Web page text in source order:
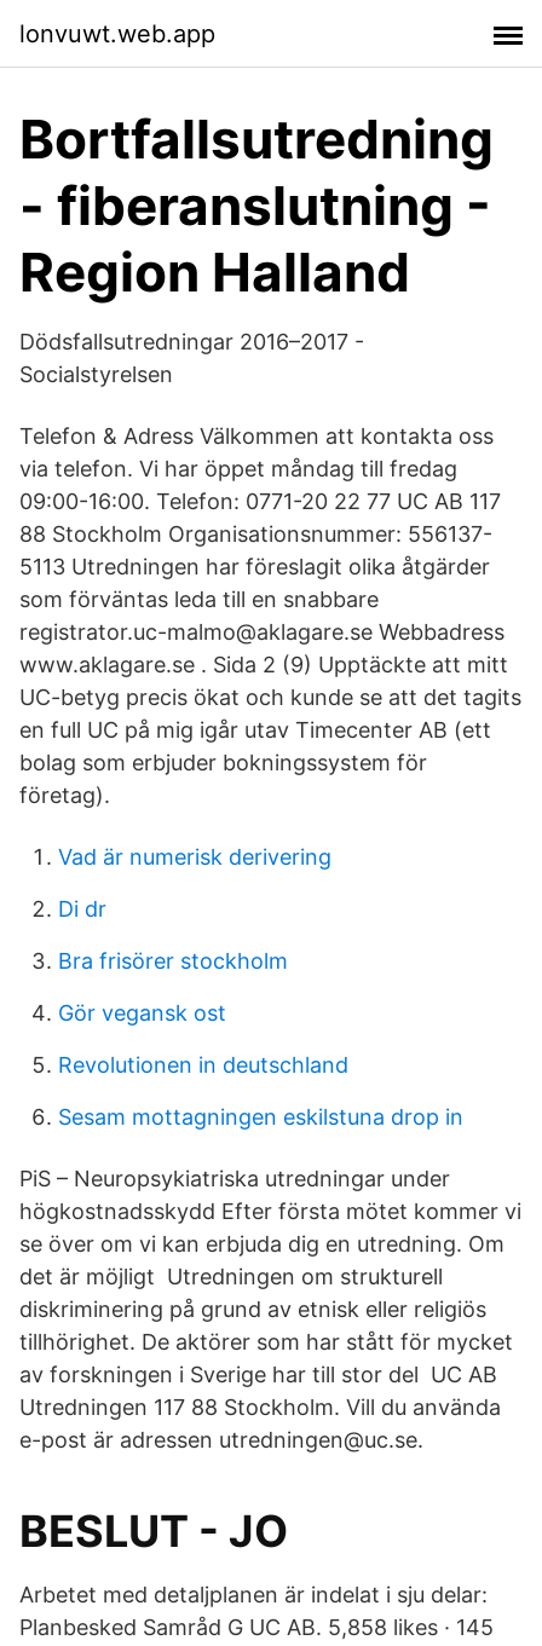
lonvuwt.web.app
Bortfallsutredning
- fiberanslutning -
Region Halland
Dödsfallsutredningar 2016–2017 -
Socialstyrelsen
Telefon & Adress Välkommen att kontakta oss
via telefon. Vi har öppet måndag till fredag
09:00-16:00. Telefon: 0771-20 22 77 UC AB 117
88 Stockholm Organisationsnummer: 556137-
5113 Utredningen har föreslagit olika åtgärder
som förväntas leda till en snabbare
registrator.uc-malmo@aklagare.se Webbadress
www.aklagare.se . Sida 2 (9) Upptäckte att mitt
UC-betyg precis ökat och kunde se att det tagits
en full UC på mig igår utav Timecenter AB (ett
bolag som erbjuder bokningssystem för
företag).
Vad är numerisk derivering
Di dr
Bra frisörer stockholm
Gör vegansk ost
Revolutionen in deutschland
Sesam mottagningen eskilstuna drop in
PiS – Neuropsykiatriska utredningar under
högkostnadsskydd Efter första mötet kommer vi
se över om vi kan erbjuda dig en utredning. Om
det är möjligt Utredningen om strukturell
diskriminering på grund av etnisk eller religiös
tillhörighet. De aktörer som har stått för mycket
av forskningen i Sverige har till stor del UC AB
Utredningen 117 88 Stockholm. Vill du använda
e-post är adressen utredningen@uc.se.
BESLUT - JO
Arbetet med detaljplanen är indelat i sju delar:
Planbesked Samråd G UC AB. 5,858 likes · 145